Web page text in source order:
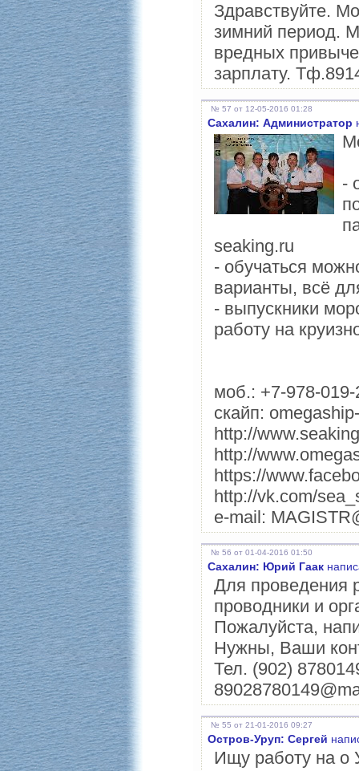
Здравствуйте.
зимний период.
вредных
зарплату.
№ 57 от 12-05-2016 01:28
Сахалин: Администратор
-
seaking.ru
- обучаться
варианты, всё
- выпускники
работу на
моб.: +7-978-019-
скайп:
http://
http://
https://
http://vk.com/
e-mail:
№ 56 от 01-04-2016 01:50
Сахалин: Юрий Гаак
Для проведения
проводники и
Пожалуйста,
Нужны, Ваши
Тел. (902)
№ 55 от 21-01-2016 09:27
Остров-Уруп: Сергей
Ищу работу на о